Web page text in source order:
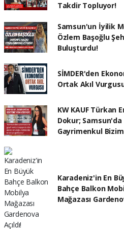
Takdir Topluyor!
Samsun'un İyilik
Özlem Başoğlu
Buluşturdu!
SİMDER'den
Ortak Akıl
KW KAUF Türkan
Dokur; Samsun'da
Gayrimenkul
Karadeniz'in En
Bahçe Balkon
Mağazası